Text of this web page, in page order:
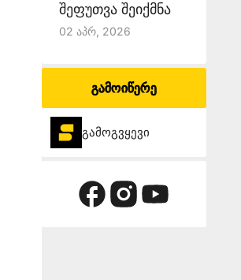
შეფუთვა შეიქმნა
02 Აპრ, 2026
გამოიწერე
გამოგვყევი